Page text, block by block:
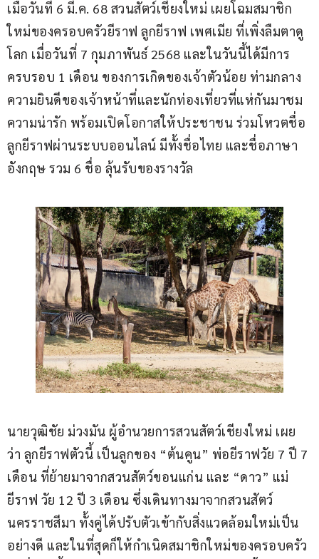
เมื่อวันที่ 6 มี.ค. 68 สวนสัตว์เชียงใหม่ เผยโฉมสมาชิก
ใหม่ของครอบครัวยีราฟ ลูกยีราฟ เพศเมีย ที่เพิ่งลืมตาดู
โลก เมื่อวันที่ 7 กุมภาพันธ์ 2568 และในวันนี้ได้มีการ
ครบรอบ 1 เดือน ของการเกิดของเจ้าตัวน้อย ท่ามกลาง
ความยินดีของเจ้าหน้าที่และนักท่องเที่ยวที่แห่กันมาชม
ความน่ารัก พร้อมเปิดโอกาสให้ประชาชน ร่วมโหวตชื่อ
ลูกยีราฟผ่านระบบออนไลน์ มีทั้งชื่อไทย และชื่อภาษา
อังกฤษ รวม 6 ชื่อ ลุ้นรับของรางวัล
นายวุฒิชัย ม่วงมัน ผู้อำนวยการสวนสัตว์เชียงใหม่ เผย
ว่า ลูกยีราฟตัวนี้ เป็นลูกของ “ต้นคูน” พ่อยีราฟวัย 7 ปี 7
เดือน ที่ย้ายมาจากสวนสัตว์ขอนแก่น และ “ดาว” แม่
ยีราฟ วัย 12 ปี 3 เดือน ซึ่งเดินทางมาจากสวนสัตว์
นครราชสีมา ทั้งคู่ได้ปรับตัวเข้ากับสิ่งแวดล้อมใหม่เป็น
อย่างดี และในที่สุดก็ให้กำเนิดสมาชิกใหม่ของครอบครัว